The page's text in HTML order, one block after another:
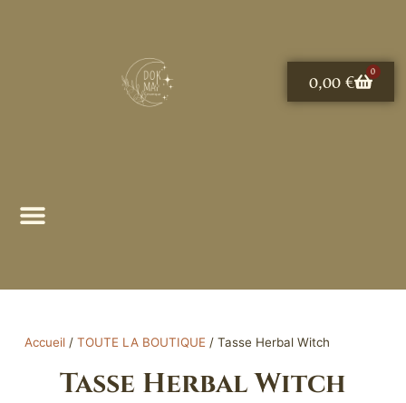
0,00 € 0
Panier
Accueil/ TOUTE LA BOUTIQUE / Tasse Herbal Witch
Tasse Herbal Witch